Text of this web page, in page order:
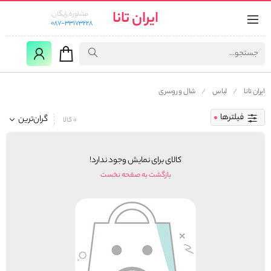
ایران تانا
مشاوره رایگان:
087-33173228
ایران تانا لباس شال و روسری
فیلترها گران‌ترین 0 کالا
کالای برای نمایش وجود ندارد!
بازگشت به صفحه نخست